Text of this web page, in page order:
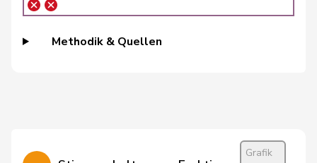
Candinas
M-E
Methodik & Quellen
Grafik